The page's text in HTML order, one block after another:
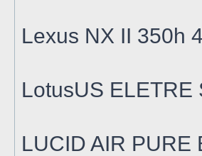
Lexus NX II 350h
LotusUS ELETRE
LUCID AIR PURE